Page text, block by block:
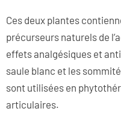
Ces deux plantes
précurseurs naturels de
effets analgésiques et
saule blanc et les
sont utilisées en
articulaires.